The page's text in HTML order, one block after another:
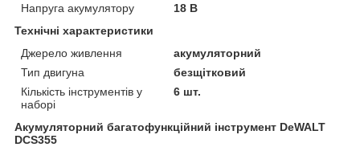
Напруга акумулятору
18 В
Технічні характеристики
Джерело живлення
акумуляторний
Тип двигуна
безщітковий
Кількість інструментів у
наборі
6 шт.
Акумуляторний багатофункційний інструмент DeWALT
DCS355